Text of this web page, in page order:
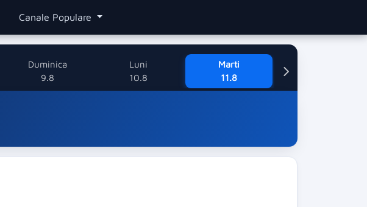
Canale Populare
Duminica
9.8
Luni
10.8
Marti
11.8